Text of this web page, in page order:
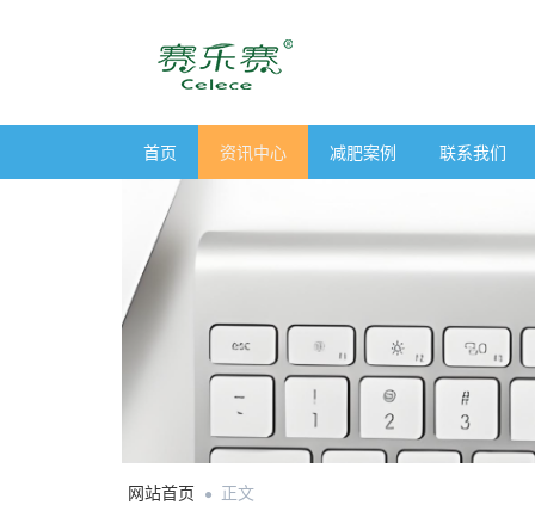
首页 资讯中心 减肥案例 联系我们
网站首页 正文